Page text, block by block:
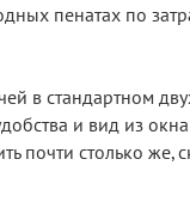
пенатах по
в стандартном
и вид из
почти столько же,